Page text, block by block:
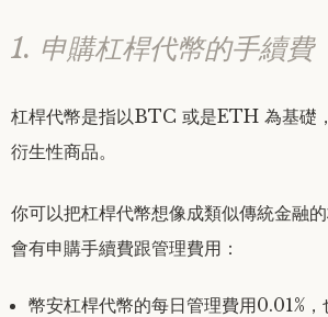
1. 申購杠桿代幣的手續費
杠桿代幣是指以BTC 或是ETH 為基礎
衍生性商品。
你可以把杠桿代幣想像成類似傳統金融
會有申購手續費跟管理費用：
幣安杠桿代幣的每日管理費用0.01%